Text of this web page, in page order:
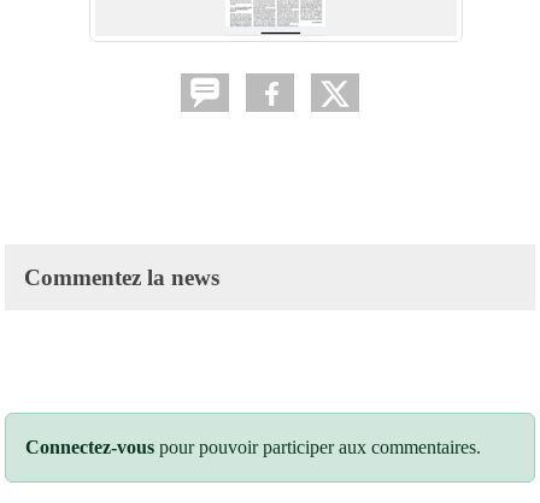
Commentez la news
Connectez-vous pour pouvoir participer aux commentaires.